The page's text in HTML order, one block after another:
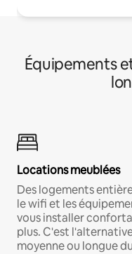
Équipements
Locations meublées
Des logements
le wifi et les
vous installer
plus. C'est
moyenne ou longue